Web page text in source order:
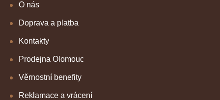
O nás
Doprava a platba
Kontakty
Prodejna Olomouc
Věrnostní benefity
Reklamace a vrácení